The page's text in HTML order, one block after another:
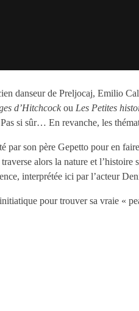
danseur de Preljocaj, Emilio
d’Hitchcock ou Les Petites
si sûr… En revanche, les
par son père Gepetto pour en
alors la nature et
interprétée ici par l’acteur
pour trouver sa vraie «